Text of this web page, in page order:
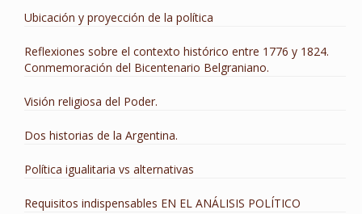
Ubicación y proyección de la política
Reflexiones sobre el contexto histórico entre 1776 y 1824.
Conmemoración del Bicentenario Belgraniano.
Visión religiosa del Poder.
Dos historias de la Argentina.
Política igualitaria vs alternativas
Requisitos indispensables EN EL ANÁLISIS POLÍTICO